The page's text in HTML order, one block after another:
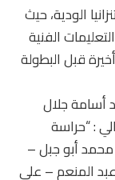
الودية، حيث
الفنية
قبل البطولة
أسامة جلال
: “حراسة
أبو جبل –
المنعم – على